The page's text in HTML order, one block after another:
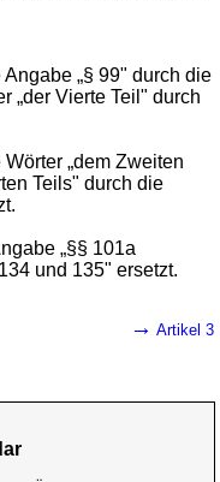
„§ 99" durch die
„der Vierte Teil" durch
„dem Zweiten
Teils" durch die
„§§ 101a
und 135" ersetzt.
→ Artikel 3